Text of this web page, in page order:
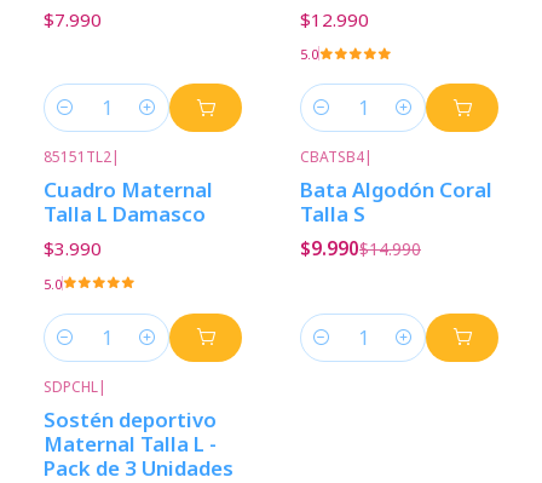
$7.990
Cantidad
$12.990
5.0
Cantidad
85151TL2|
Cuadro Maternal
Talla L Damasco
$3.990
5.0
Cantidad
CBATSB4|
Bata Algodón Coral
Talla S
$9.990$14.990
Cantidad
SDPCHL|
Sostén deportivo
Maternal Talla L -
Pack de 3 Unidades